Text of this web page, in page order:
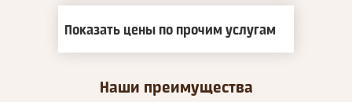
Показать цены по прочим услугам
Наши преимущества